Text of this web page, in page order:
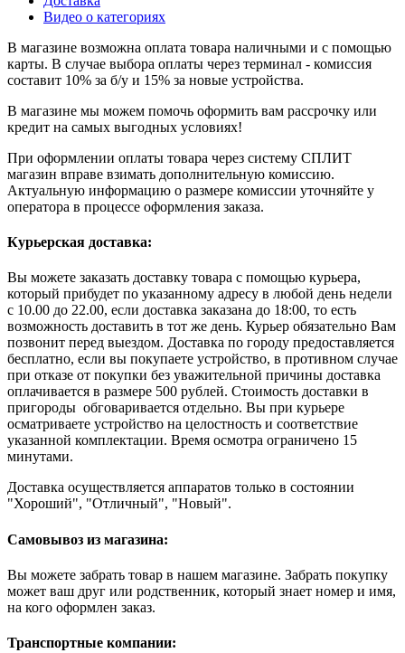
Видео о категориях
В магазине возможна оплата товара наличными и с помощью
карты. В случае выбора оплаты через терминал - комиссия
составит 10% за б/у и 15% за новые устройства.
В магазине мы можем помочь оформить вам рассрочку или
кредит на самых выгодных условиях!
При оформлении оплаты товара через систему СПЛИТ
магазин вправе взимать дополнительную комиссию.
Актуальную информацию о размере комиссии уточняйте у
оператора в процессе оформления заказа.
Курьерская доставка:
Вы можете заказать доставку товара с помощью курьера,
который прибудет по указанному адресу в любой день недели
с 10.00 до 22.00, если доставка заказана до 18:00, то есть
возможность доставить в тот же день. Курьер обязательно Вам
позвонит перед выездом. Доставка по городу предоставляется
бесплатно, если вы покупаете устройство, в противном случае
при отказе от покупки без уважительной причины доставка
оплачивается в размере 500 рублей. Стоимость доставки в
пригороды обговаривается отдельно. Вы при курьере
осматриваете устройство на целостность и соответствие
указанной комплектации. Время осмотра ограничено 15
минутами.
Доставка осуществляется аппаратов только в состоянии
"Хороший", "Отличный", "Новый".
Самовывоз из магазина:
Вы можете забрать товар в нашем магазине. Забрать покупку
может ваш друг или родственник, который знает номер и имя,
на кого оформлен заказ.
Транспортные компании: